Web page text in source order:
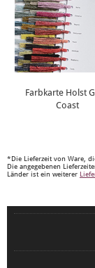
Farbkarte Holst
Coast
*Die Lieferzeit von Ware,
Die angegebenen
Länder ist ein weiterer